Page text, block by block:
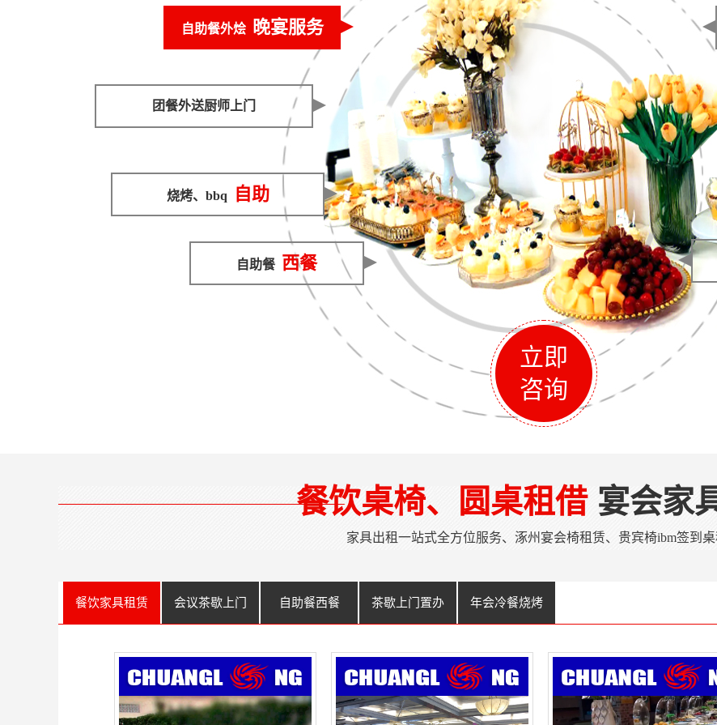
自助餐外烩 晚宴服务
团餐外送厨师上门
烧烤、bbq 自助
自助餐 西餐
立即
咨询
餐饮桌椅、圆桌租借 宴会家
家具出租一站式全方位服务、涿州宴会椅租赁、贵宾椅ibm签到桌
餐饮家具租赁 会议茶歇上门 自助餐西餐 茶歇上门置办 年会冷餐烧烤